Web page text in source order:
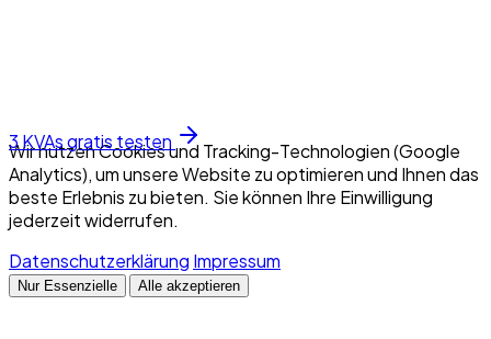
3 KVAs gratis testen
Wir nutzen Cookies und Tracking-Technologien (Google
Analytics), um unsere Website zu optimieren und Ihnen das
beste Erlebnis zu bieten. Sie können Ihre Einwilligung
jederzeit widerrufen.
Datenschutzerklärung Impressum
Nur Essenzielle Alle akzeptieren